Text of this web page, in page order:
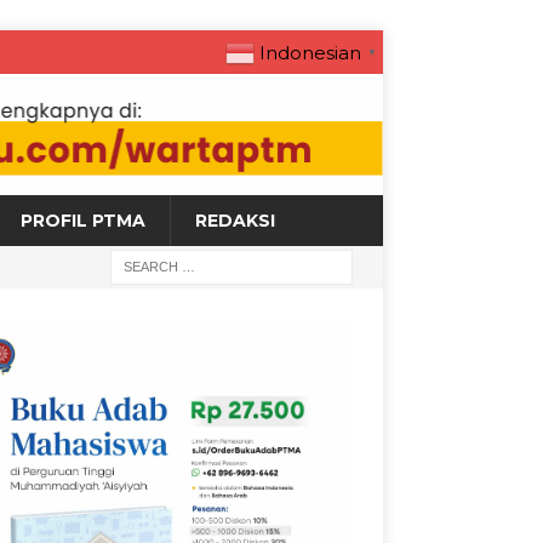
Indonesian ▼
PROFIL PTMA REDAKSI